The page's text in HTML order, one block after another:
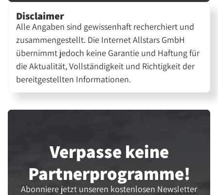
Disclaimer
Alle Angaben sind gewissenhaft recherchiert und
zusammengestellt. Die Internet Allstars GmbH
übernimmt jedoch keine Garantie und Haftung für
die Aktualität, Vollständigkeit und Richtigkeit der
bereitgestellten Informationen.
Verpasse keine
Partner­programme!
Abonniere jetzt unseren kostenlosen Newsletter